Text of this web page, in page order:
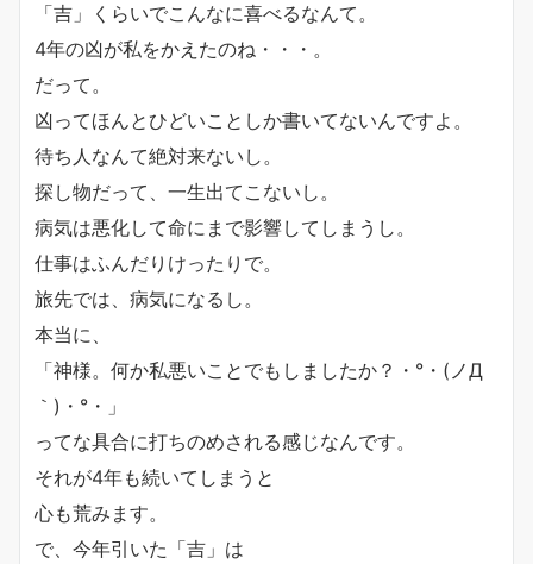
「吉」くらいでこんなに喜べるなんて。
4年の凶が私をかえたのね・・・。
だって。
凶ってほんとひどいことしか書いてないんですよ。
待ち人なんて絶対来ないし。
探し物だって、一生出てこないし。
病気は悪化して命にまで影響してしまうし。
仕事はふんだりけったりで。
旅先では、病気になるし。
本当に、
「神様。何か私悪いことでもしましたか？・°・(ノД
｀)・°・」
ってな具合に打ちのめされる感じなんです。
それが4年も続いてしまうと
心も荒みます。
で、今年引いた「吉」は